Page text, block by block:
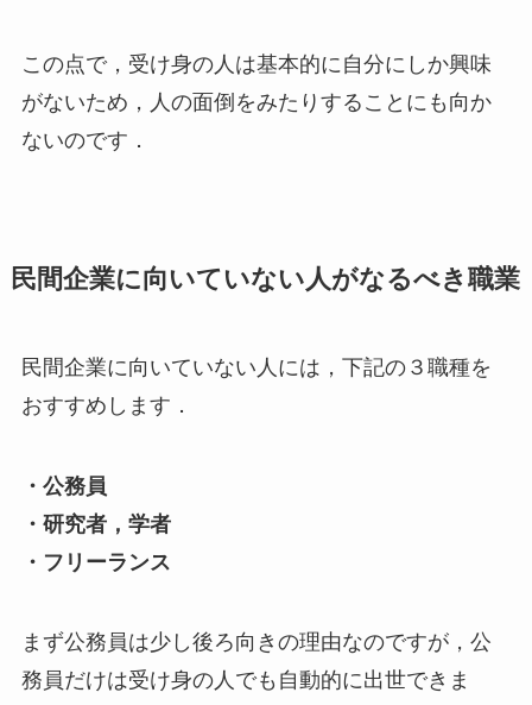
この点で，受け身の人は基本的に自分にしか興味
がないため，人の面倒をみたりすることにも向か
ないのです．
民間企業に向いていない人がなるべき職業
民間企業に向いていない人には，下記の３職種を
おすすめします．
・公務員
・研究者，学者
・フリーランス
まず公務員は少し後ろ向きの理由なのですが，公
務員だけは受け身の人でも自動的に出世できま